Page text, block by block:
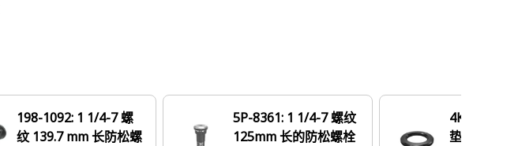
198-1092: 1 1/4-7 螺
纹 139.7 mm 长防松螺
5P-8361: 1 1/4-7 螺纹
125mm 长的防松螺栓
4K-0684: 1
垫圈